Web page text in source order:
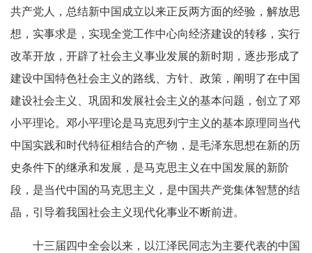
共产党人，总结新中国成立以来正反两方面的经验，解放思
想，实事求是，实现全党工作中心向经济建设的转移，实行
改革开放，开辟了社会主义事业发展的新时期，逐步形成了
建设中国特色社会主义的路线、方针、政策，阐明了在中国
建设社会主义、巩固和发展社会主义的基本问题，创立了邓
小平理论。邓小平理论是马克思列宁主义的基本原理同当代
中国实践和时代特征相结合的产物，是毛泽东思想在新的历
史条件下的继承和发展，是马克思主义在中国发展的新阶
段，是当代中国的马克思主义，是中国共产党集体智慧的结
晶，引导着我国社会主义现代化事业不断前进。
十三届四中全会以来，以江泽民同志为主要代表的中国